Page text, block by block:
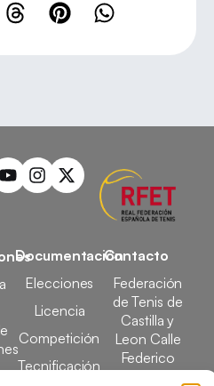
Documentación
Elecciones
Licencia
Competición
Tecnificación
Contacto
Federación
de Tenis de
Castilla y
Leon Calle
Federico
García Lorca,